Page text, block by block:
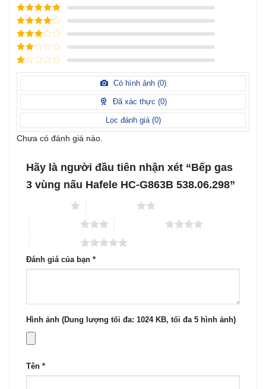
Được xếp
hạng
5
5
sao
Được xếp
hạng
4
5
sao
Được
xếp
hạng3
5 sao
Được
hạng
sao
Được
hạng
1
sao
Có hình ảnh (0)
Đã xác thực (0)
Lọc đánh giá (0)
Chưa có đánh giá nào.
Hãy là người đầu tiên nhận xét “Bếp gas
3 vùng nấu Hafele HC-G863B 538.06.298”
Đánh giá của bạn *
Hình ảnh (Dung lượng tối đa: 1024 KB, tối đa 5 hình ảnh)
Tên *